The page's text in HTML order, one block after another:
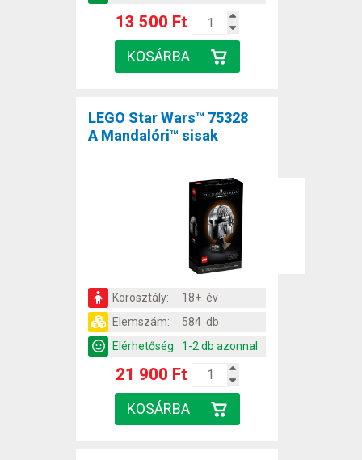
13 500 Ft
LEGO Star Wars™ 75328
A Mandalóri™ sisak
Korosztály:
18+ év
Elemszám:
584 db
Elérhetőség: 1-2 db azonnal
21 900 Ft